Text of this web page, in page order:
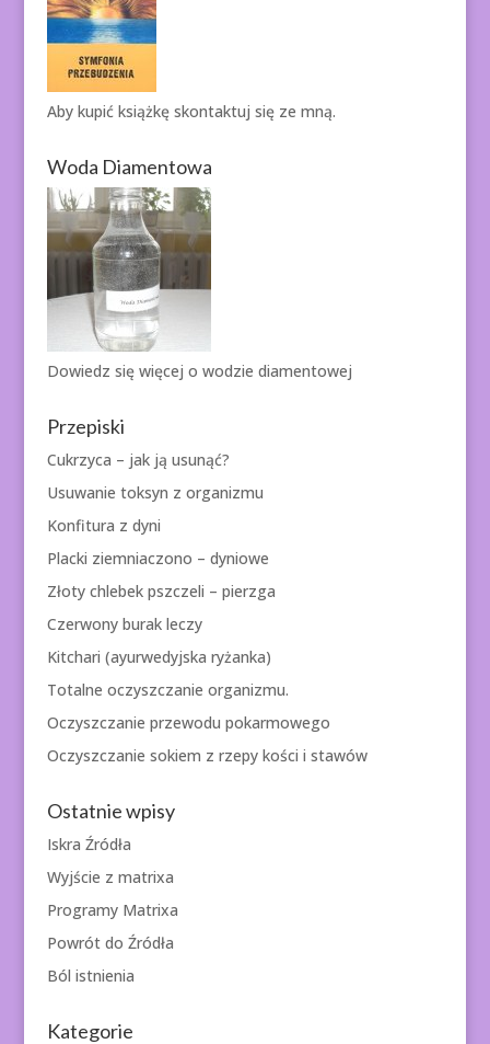
Aby kupić książkę skontaktuj się ze mną.
Woda Diamentowa
Dowiedz się więcej o wodzie diamentowej
Przepiski
Cukrzyca – jak ją usunąć?
Usuwanie toksyn z organizmu
Konfitura z dyni
Placki ziemniaczono – dyniowe
Złoty chlebek pszczeli – pierzga
Czerwony burak leczy
Kitchari (ayurwedyjska ryżanka)
Totalne oczyszczanie organizmu.
Oczyszczanie przewodu pokarmowego
Oczyszczanie sokiem z rzepy kości i stawów
Ostatnie wpisy
Iskra Źródła
Wyjście z matrixa
Programy Matrixa
Powrót do Źródła
Ból istnienia
Kategorie